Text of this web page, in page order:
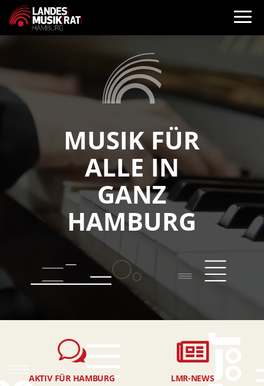
MUSIK FÜR
ALLE IN
GANZ
HAMBURG
w
AKTIV FÜR HAMBURG

LMR-NEWS